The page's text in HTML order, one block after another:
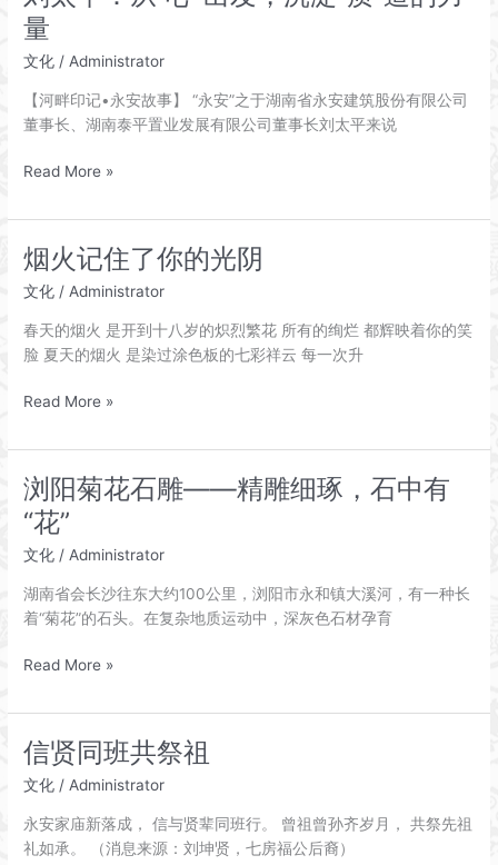
可
以
攻
——
永
芙
村
陈
氏
祠
堂
量
文化 / Administrator
【河畔印记•永安故事】 “永安”之于湖南省永安建筑股份有限公司
董事长、湖南泰平置业发展有限公司董事长刘太平来说
刘
平：
从
“心”
出
沉
淀
量
Read More »
烟火记住了你的光阴
文化 / Administrator
春天的烟火 是开到十八岁的炽烈繁花 所有的绚烂 都辉映着你的笑
脸 夏天的烟火 是染过涂色板的七彩祥云 每一次升
烟
记
住
了
你
的
阴
Read More »
浏阳菊花石雕——精雕细琢，石中有
“花”
文化 / Administrator
湖南省会长沙往东大约100公里，浏阳市永和镇大溪河，有一种长
着“菊花”的石头。在复杂地质运动中，深灰色石材孕育
浏
菊
花
石
雕
精
雕
Read More »
信贤同班共祭祖
文化 / Administrator
永安家庙新落成， 信与贤辈同班行。 曾祖曾孙齐岁月， 共祭先祖
礼如承。 （消息来源：刘坤贤，七房福公后裔）